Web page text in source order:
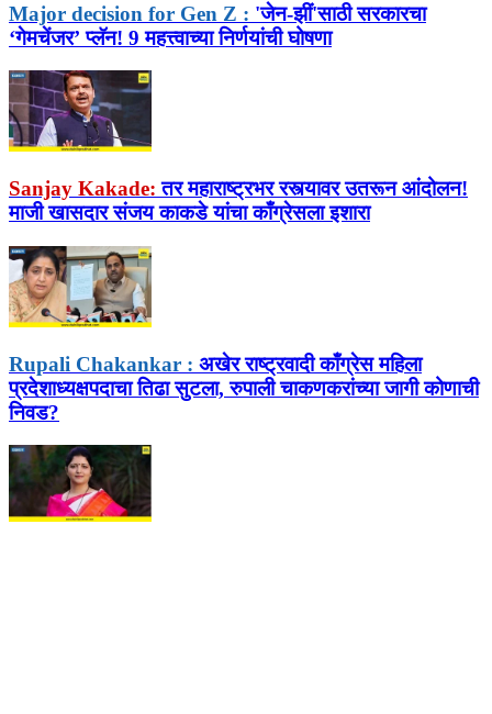
Major decision for Gen Z : 'जेन-झीं'साठी सरकारचा
‘गेमचेंजर’ प्लॅन! 9 महत्त्वाच्या निर्णयांची घोषणा
Sanjay Kakade: तर महाराष्ट्रभर रस्त्यावर उतरून आंदोलन!
माजी खासदार संजय काकडे यांचा काँग्रेसला इशारा
Rupali Chakankar : अखेर राष्ट्रवादी काँग्रेस महिला
प्रदेशाध्यक्षपदाचा तिढा सुटला, रुपाली चाकणकरांच्या जागी कोणाची
निवड?